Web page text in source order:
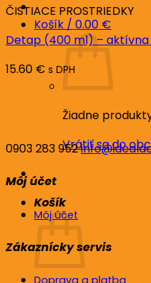
Košík / 0.00 €
Žiadne
Vrátiť sa do
Košík
ČISTIACE PROSTRIEDKY
Detap (400 ml) –
15.60 € s DPH
0903 283 952
Môj účet
Môj účet
Zákaznícky servis